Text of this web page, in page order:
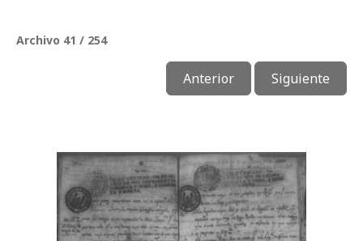
Archivo 41 / 254
Anterior Siguiente